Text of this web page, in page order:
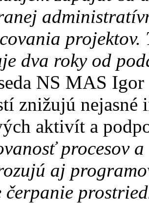
dva roky od
NS MAS
znižujú
aktivít a
procesov
aj
čerpanie